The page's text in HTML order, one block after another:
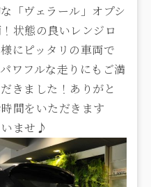
「ヴェラール」オプシ
状態の良いレンジロ
にピッタリの車両で
ワフルな走りにもご満
きました！ありがと
間をいただきます
ませ♪